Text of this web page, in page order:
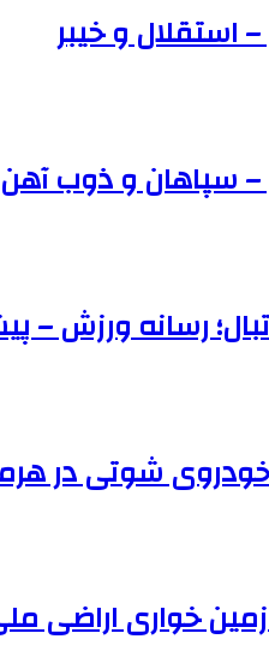
استقلال و خیبر
– سپاهان و ذوب آهن
رسانه ورزش –